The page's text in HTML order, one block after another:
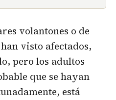
volantones o de
visto afectados,
pero los adultos
que se hayan
está